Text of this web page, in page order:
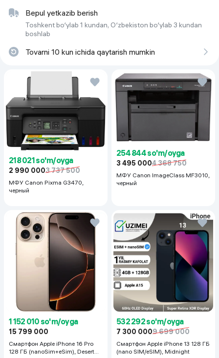
Класс энергопотребления
Гарантия
1 yil
Управление
механическое
Тип зоны свежести
морозилник
Bepul yetkazib berish
Toshkent bo‘ylab 1 kundan, O‘zbekiston bo‘ylab 3 kundan
boshlab
Tovarni 10 kun ichida qaytarish mumkin
218 021 so'm/oyga
2 990 0003 737 500
МФУ Canon Pixma G3470,
черный
254 844 so'm/oyga
3 495 0004 368 750
МФУ Canon ImageClass MF3010,
черный
1 152 010 so'm/oyga
15 799 000
Смартфон Apple iPhone 16 Pro
128 ГБ (nanoSim+eSim), Desert
532 292 so'm/oyga
7 300 0009 699 000
Смартфон Apple iPhone 13 128 ГБ
(nano SIM/eSIM), Midnight